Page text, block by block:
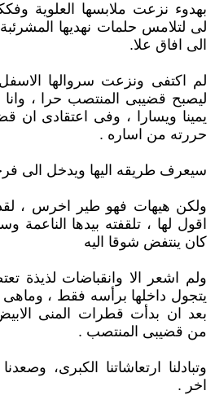
بهدوء نزعت ملابسها العلوية
لى لتلامس حلمات نهديها
الى افاق علا.
لم اكتفى ونزعت سروالها
ليصبح قضيبى المنتصب حرا ، وانا
يمينا ويسارا ، وفى اعتقادى ان
حررته من اساره .
سيعرف طريقه اليها ويدخل الى
ولكن هيهات فهو طير اخرس ،
اقول لها ، تلقفته بيدها الناعمة
كان ينتفض شوقا اليه
ولم اشعر الا وانقباضات لذيذة
يتجول داخلها برأسه فقط ، وماهى
بعد ان بدأت قطرات المنى
من قضيبى المنتصب .
وتبادلنا ارتعاشاتنا الكبرى،
اخر .